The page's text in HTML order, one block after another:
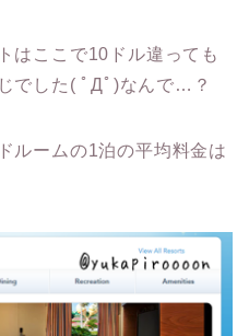
はここで10ドル違っても
でした( ﾟДﾟ)なんで…？
ルームの1泊の平均料金は